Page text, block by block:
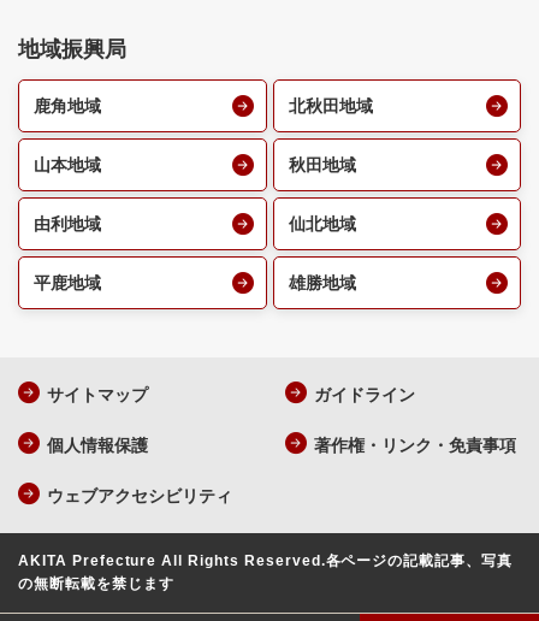
地域振興局
鹿角地域 北秋田地域
山本地域 秋田地域
由利地域 仙北地域
平鹿地域 雄勝地域
サイトマップ ガイドライン
個人情報保護 著作権・リンク・免責事項
ウェブアクセシビリティ
AKITA Prefecture All Rights Reserved.各ページの記載記事、写真
の無断転載を禁じます